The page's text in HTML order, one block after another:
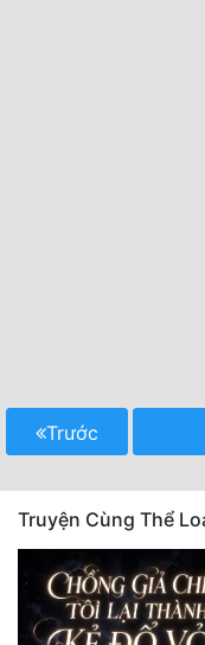
Trước
Truyện Cùng Thể